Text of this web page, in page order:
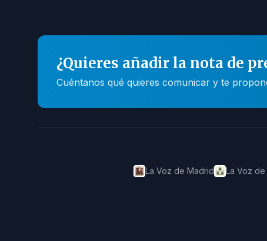
¿Quieres añadir la nota de
Cuéntanos qué quieres comunicar y te
La Voz de Madrid La Voz de